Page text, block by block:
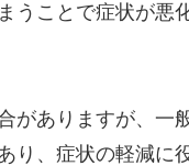
うことで症状が悪
ありますが、一
り、症状の軽減に